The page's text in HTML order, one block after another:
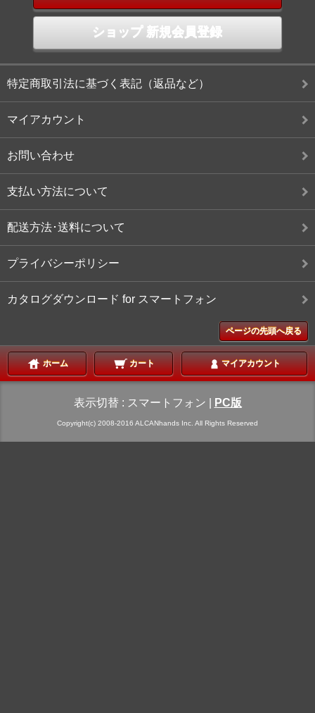
ショップ 新規会員登録
特定商取引法に基づく表記（返品など）
マイアカウント
お問い合わせ
支払い方法について
配送方法･送料について
プライバシーポリシー
カタログダウンロード for スマートフォン
ページの先頭へ戻る
ホーム カート マイアカウント
表示切替 : スマートフォン PC版
Copyright(c) 2008-2016 ALCANhands Inc. All Rights Reserved